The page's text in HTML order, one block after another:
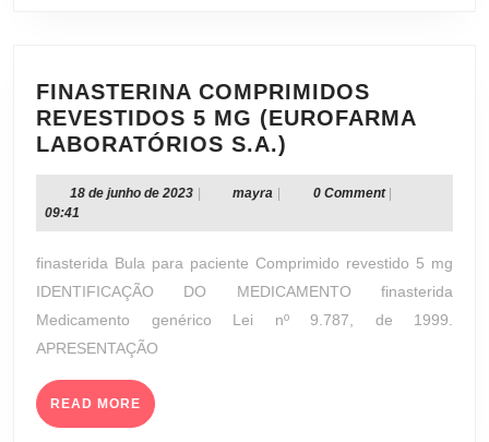
FINASTERINA COMPRIMIDOS
REVESTIDOS 5 MG (EUROFARMA
LABORATÓRIOS S.A.)
COMPRIMIDOS
REVESTIDOS
(EUROFARMA
LABORATÓRIOS
S.A.)
18 de junho de 202318
junho
2023
mayra mayra 0 Comment
09:41
finasterida Bula para paciente Comprimido revestido 5 mg
IDENTIFICAÇÃO DO MEDICAMENTO finasterida
Medicamento genérico Lei nº 9.787, de 1999.
APRESENTAÇÃO
READ MORE READ
MORE